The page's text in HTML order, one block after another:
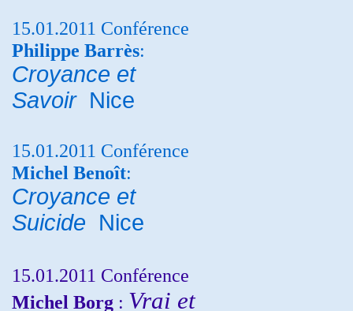
15.01.2011 Conférence
Philippe Barrès:
Croyance et
Savoir Nice
15.01.2011 Conférence
Michel Benoît:
Croyance et
Suicide Nice
15.01.2011 Conférence
Michel Borg : Vrai et